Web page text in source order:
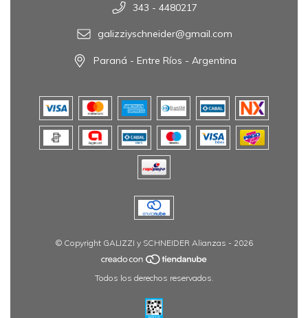
343 - 4480217
galizziyschneider@gmail.com
Paraná - Entre Ríos - Argentina
© Copyright GALIZZI y SCHNEIDER Alianzas - 2026
Todos los derechos reservados.